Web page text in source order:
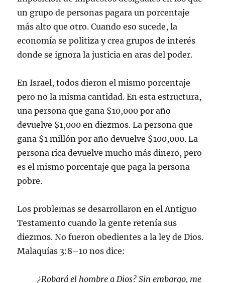
un grupo de personas pagara un porcentaje
más alto que otro. Cuando eso sucede, la
economía se politiza y crea grupos de interés
donde se ignora la justicia en aras del poder.
En Israel, todos dieron el mismo porcentaje
pero no la misma cantidad. En esta estructura,
una persona que gana $10,000 por año
devuelve $1,000 en diezmos. La persona que
gana $1 millón por año devuelve $100,000. La
persona rica devuelve mucho más dinero, pero
es el mismo porcentaje que paga la persona
pobre.
Los problemas se desarrollaron en el Antiguo
Testamento cuando la gente retenía sus
diezmos. No fueron obedientes a la ley de Dios.
Malaquías 3:8–10 nos dice:
¿Robará el hombre a Dios? Sin embargo, me